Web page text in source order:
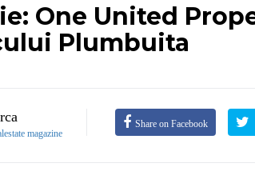
One United
Plumbuita
magazine
Share on Facebook